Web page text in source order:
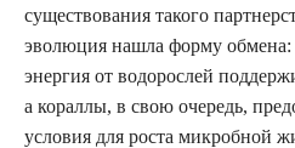
существования такого
эволюция нашла форму
энергия от водорослей
а кораллы, в свою очередь,
условия для роста микробной